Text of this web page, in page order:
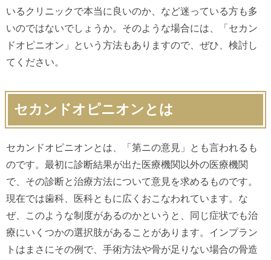
いるクリニックで本当に良いのか、など迷っている方も多
いのではないでしょうか。そのような場合には、「セカン
ドオピニオン」という方法もありますので、ぜひ、検討し
てください。
セカンドオピニオンとは
セカンドオピニオンとは、「第ニの意見」とも言われるも
のです。最初に診断結果が出た医療機関以外の医療機関
で、その診断と治療方法について意見を求めるものです。
現在では歯科、医科ともに広くおこなわれています。な
ぜ、このような制度があるのかというと、同じ症状でも治
療にいくつかの選択肢があることがあります。インプラン
トはまさにその例で、手術方法や骨が足りない場合の骨造